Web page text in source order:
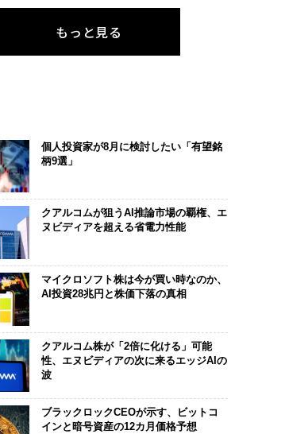
もっと見る
個人投資家が8月に検討したい「有望銘
柄9選」
クアルコムが狙うAI推論市場の覇権、エ
ヌビディアを超える省電力性能
マイクロソフト株は今が買い時なのか、
AI投資28兆円と株価下落の真相
クアルコム株が「2倍に化ける」可能
性、エヌビディアの次に来るエッジAIの
波
ブラックロックCEOが示す、ビットコ
インと暗号資産の12カ月価格予想